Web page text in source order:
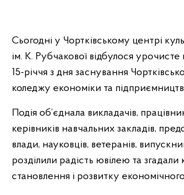
Сьогодні у Чортківському центрі
ім. К. Рубчакової відбулося урочисте
15-річчя з дня заснування
коледжу економіки та
Подія об’єднала викладачів,
керівників навчальних закладів,
влади, науковців, ветеранів,
розділили радість ювілею та згадали
становлення і розвитку